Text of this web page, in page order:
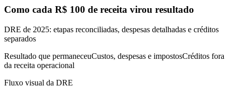
Como cada R$ 100 de receita virou resultado
DRE de 2025: etapas reconciliadas, despesas detalhadas e créditos
separados
Resultado que permaneceuCustos, despesas e impostosCréditos fora
da receita operacional
Fluxo visual da DRE